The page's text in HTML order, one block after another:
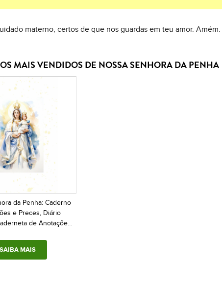
materno, certos de que nos guardas em teu amor. Amém.
MAIS VENDIDOS DE NOSSA SENHORA DA PENHA
da Penha: Caderno
e Preces, Diário
de Anotações
SAIBA MAIS